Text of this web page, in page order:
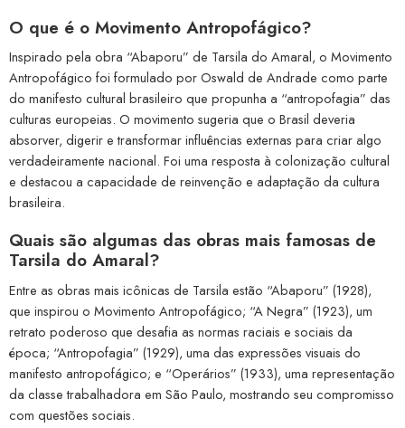
O que é o Movimento Antropofágico?
Inspirado pela obra “Abaporu” de Tarsila do Amaral, o Movimento
Antropofágico foi formulado por Oswald de Andrade como parte
do manifesto cultural brasileiro que propunha a “antropofagia” das
culturas europeias. O movimento sugeria que o Brasil deveria
absorver, digerir e transformar influências externas para criar algo
verdadeiramente nacional. Foi uma resposta à colonização cultural
e destacou a capacidade de reinvenção e adaptação da cultura
brasileira.
Quais são algumas das obras mais famosas de
Tarsila do Amaral?
Entre as obras mais icônicas de Tarsila estão “Abaporu” (1928),
que inspirou o Movimento Antropofágico; “A Negra” (1923), um
retrato poderoso que desafia as normas raciais e sociais da
época; “Antropofagia” (1929), uma das expressões visuais do
manifesto antropofágico; e “Operários” (1933), uma representação
da classe trabalhadora em São Paulo, mostrando seu compromisso
com questões sociais.